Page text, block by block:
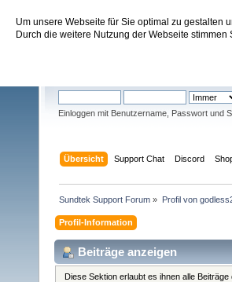
Um unsere Webseite für Sie optimal zu gestalten
Durch die weitere Nutzung der Webseite
Sundtek Support
Einloggen mit Benutzername, Passwort und
Übersicht Support Chat Discord
Sundtek Support Forum » Profil von
Profil-Information
Beiträge anzeigen
Diese Sektion erlaubt es ihnen alle